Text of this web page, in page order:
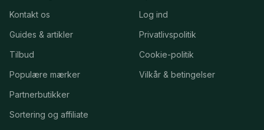
Kontakt os
Guides & artikler
Tilbud
Populære mærker
Partnerbutikker
Sortering og affiliate
Log ind
Privatlivspolitik
Cookie-politik
Vilkår & betingelser